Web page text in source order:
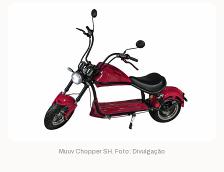
Muuv Chopper SH. Foto: Divulgação